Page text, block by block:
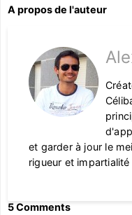
A propos de l'auteur
et garder à jour le
rigueur et
5 Comments